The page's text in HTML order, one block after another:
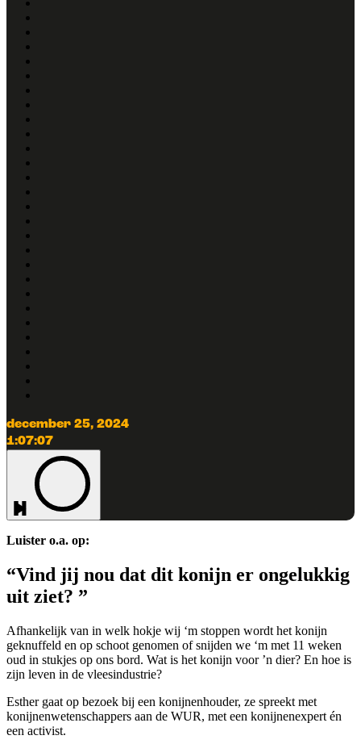
december 25, 2024
1:07:07
Luister o.a. op:
“Vind jij nou dat dit konijn er ongelukkig
uit ziet? ”
Afhankelijk van in welk hokje wij ‘m stoppen wordt het konijn
geknuffeld en op schoot genomen of snijden we ‘m met 11 weken
oud in stukjes op ons bord. Wat is het konijn voor ’n dier? En hoe is
zijn leven in de vleesindustrie?
Esther gaat op bezoek bij een konijnenhouder, ze spreekt met
konijnenwetenschappers aan de WUR, met een konijnenexpert én
een activist.